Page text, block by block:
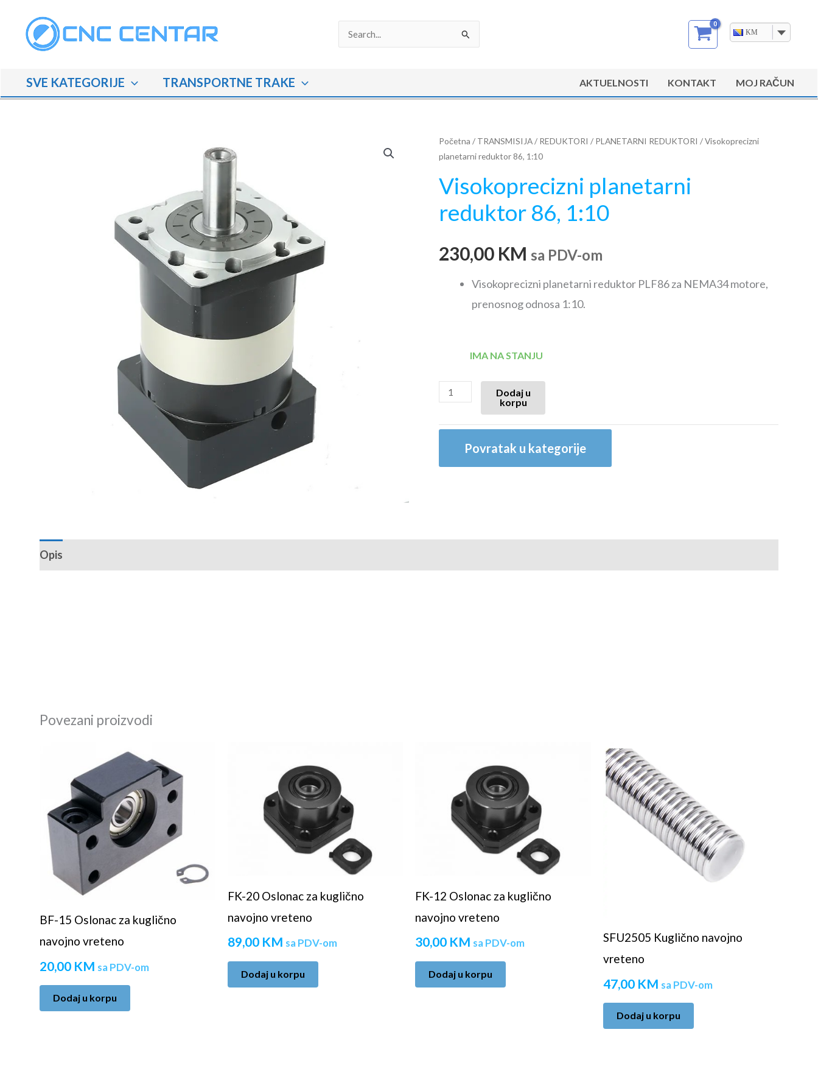
content
Search
KM
SVE KATEGORIJE TRANSPORTNE TRAKE AKTUELNOSTI KONTAKT MOJ RAČUN
Početna / TRANSMISIJA/ REDUKTORI / PLANETARNI REDUKTORI / Visokoprecizni
planetarni reduktor 86, 1:10
Visokoprecizni planetarni
reduktor 86, 1:10
230,00 KM sa PDV-om
Visokoprecizni planetarni reduktor PLF86 za NEMA34 motore,
prenosnog odnosa 1:10.
IMA NA STANJU
Visokoprecizni
planetarni
86,
količina
Dodaj u
korpu
Povratak u kategorije
Opis
Povezani proizvodi
BF-15 Oslonac za kuglično
navojno vreteno
20,00 KM sa PDV-om
Dodaj u korpu
FK-20 Oslonac za kuglično
navojno vreteno
89,00 KM sa PDV-om
Dodaj u korpu
FK-12 Oslonac za kuglično
navojno vreteno
30,00 KM sa PDV-om
Dodaj u korpu
SFU2505 Kuglično navojno
vreteno
47,00 KM sa PDV-om
Dodaj u korpu